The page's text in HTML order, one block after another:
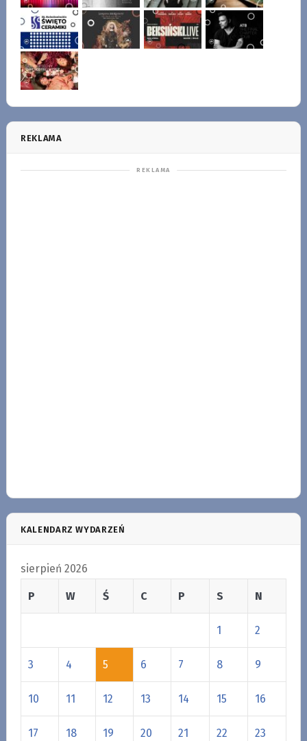
REKLAMA
KALENDARZ WYDARZEŃ
sierpień 2026
P W Ś C P S N
1 2
3 4 5 6 7 8 9
10 11 12 13 14 15 16
17 18 19 20 21 22 23